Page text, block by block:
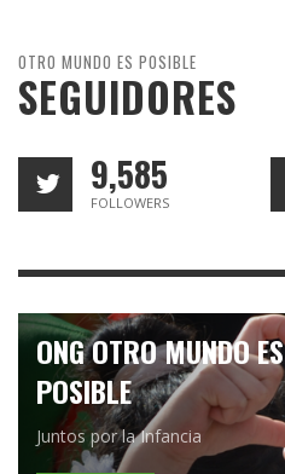
OTRO MUNDO ES POSIBLE
SEGUIDORES
9,585
FOLLOWERS
ONG OTRO MUNDO ES
POSIBLE
Juntos por la Infancia